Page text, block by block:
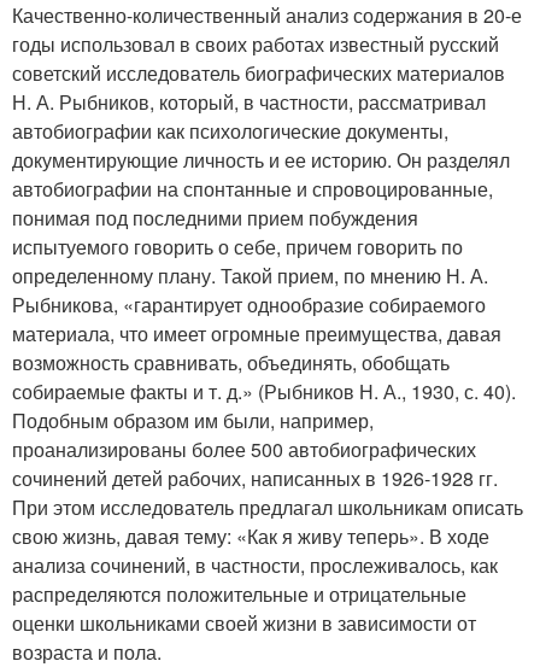
Качественно-количественный анализ содержания в 20-е
годы использовал в своих работах известный русский
советский исследователь биографических материалов
Н. А. Рыбников, который, в частности, рассматривал
автобиографии как психологические документы,
документирующие личность и ее историю. Он разделял
автобиографии на спонтанные и спровоцированные,
понимая под последними прием побуждения
испытуемого говорить о себе, причем говорить по
определенному плану. Такой прием, по мнению Н. А.
Рыбникова, «гарантирует однообразие собираемого
материала, что имеет огромные преимущества, давая
возможность сравнивать, объединять, обобщать
собираемые факты и т. д.» (Рыбников Н. А., 1930, с. 40).
Подобным образом им были, например,
проанализированы более 500 автобиографических
сочинений детей рабочих, написанных в 1926-1928 гг.
При этом исследователь предлагал школьникам описать
свою жизнь, давая тему: «Как я живу теперь». В ходе
анализа сочинений, в частности, прослеживалось, как
распределяются положительные и отрицательные
оценки школьниками своей жизни в зависимости от
возраста и пола.